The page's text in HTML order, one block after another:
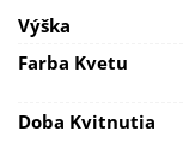
20 °C
. Teplota by
Ideálny spon je
stanovisko
priepustný a
Výška
Farba Kvetu
Doba Kvitnutia